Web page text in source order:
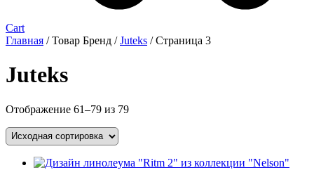
Cart
Главная / Товар Бренд /Juteks / Страница 3
Juteks
Отображение 61–79 из 79